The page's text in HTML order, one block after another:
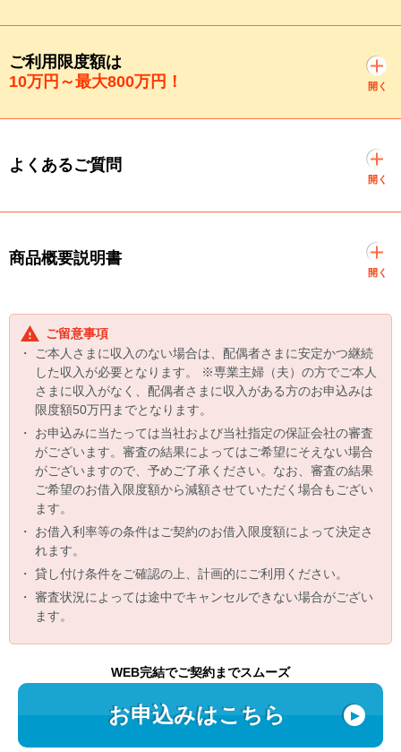
ご利用限度額は
10万円～最大800万円！
開く
よくあるご質問
開く
商品概要説明書
開く
ご留意事項
・
ご本人さまに収入のない場合は、配偶者さまに安定かつ継続
した収入が必要となります。 ※専業主婦（夫）の方でご本人
さまに収入がなく、配偶者さまに収入がある方のお申込みは
限度額50万円までとなります。
・ お申込みに当たっては当社および当社指定の保証会社の審査
がございます。審査の結果によってはご希望にそえない場合
がございますので、予めご了承ください。なお、審査の結果
ご希望のお借入限度額から減額させていただく場合もござい
ます。
・ お借入利率等の条件はご契約のお借入限度額によって決定さ
れます。
・ 貸し付け条件をご確認の上、計画的にご利用ください。
・ 審査状況によっては途中でキャンセルできない場合がござい
ます。
WEB完結でご契約までスムーズ
お申込みはこちら